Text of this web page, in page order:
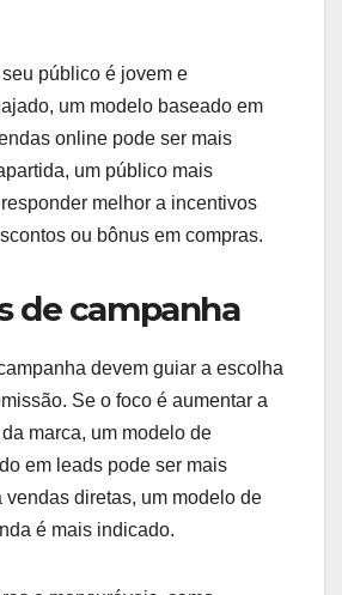
de comissão que ressoe
Conhecer as preferências,
demografia do seu público
incentivos são mais
um modelo baseado em
online pode ser mais
um público mais
melhor a incentivos
ou bônus em compras.
de campanha